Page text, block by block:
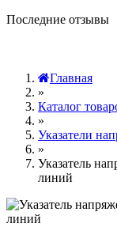
Последние отзывы
Главная
»
Каталог
»
Указатели
»
Указатель
линий